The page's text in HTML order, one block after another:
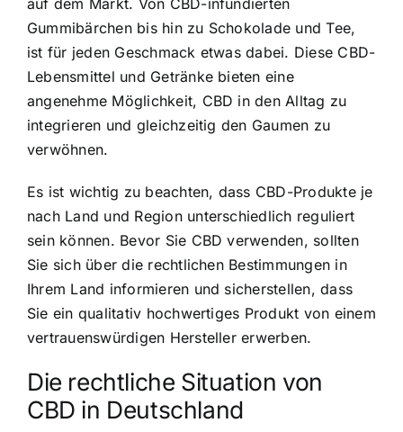
auf dem Markt. Von CBD-infundierten
Gummibärchen bis hin zu Schokolade und Tee,
ist für jeden Geschmack etwas dabei. Diese CBD-
Lebensmittel und Getränke bieten eine
angenehme Möglichkeit, CBD in den Alltag zu
integrieren und gleichzeitig den Gaumen zu
verwöhnen.
Es ist wichtig zu beachten, dass CBD-Produkte je
nach Land und Region unterschiedlich reguliert
sein können. Bevor Sie CBD verwenden, sollten
Sie sich über die rechtlichen Bestimmungen in
Ihrem Land informieren und sicherstellen, dass
Sie ein qualitativ hochwertiges Produkt von einem
vertrauenswürdigen Hersteller erwerben.
Die rechtliche Situation von
CBD in Deutschland